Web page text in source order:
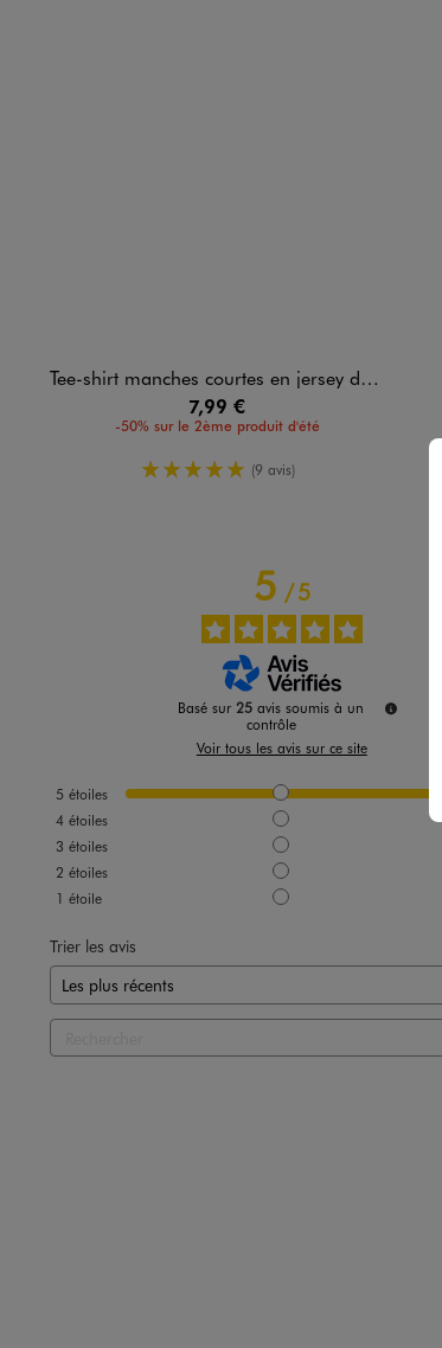
Tee-shirt manches courtes en jersey de coton imprimé Buzz l'Éclair bébé garçon - Disney Baby
7,99 €
-50% sur le 2ème produit d'été
5/5 de moyenne
(9 avis)
5/5
Basé sur 25 avis soumis à un
contrôle
Voir tous les avis sur ce site
5 étoiles
4 étoiles
3 étoiles
2 étoiles
1 étoile
Trier les avis